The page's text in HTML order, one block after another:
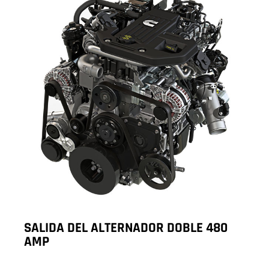
SALIDA DEL ALTERNADOR DOBLE 480
AMP